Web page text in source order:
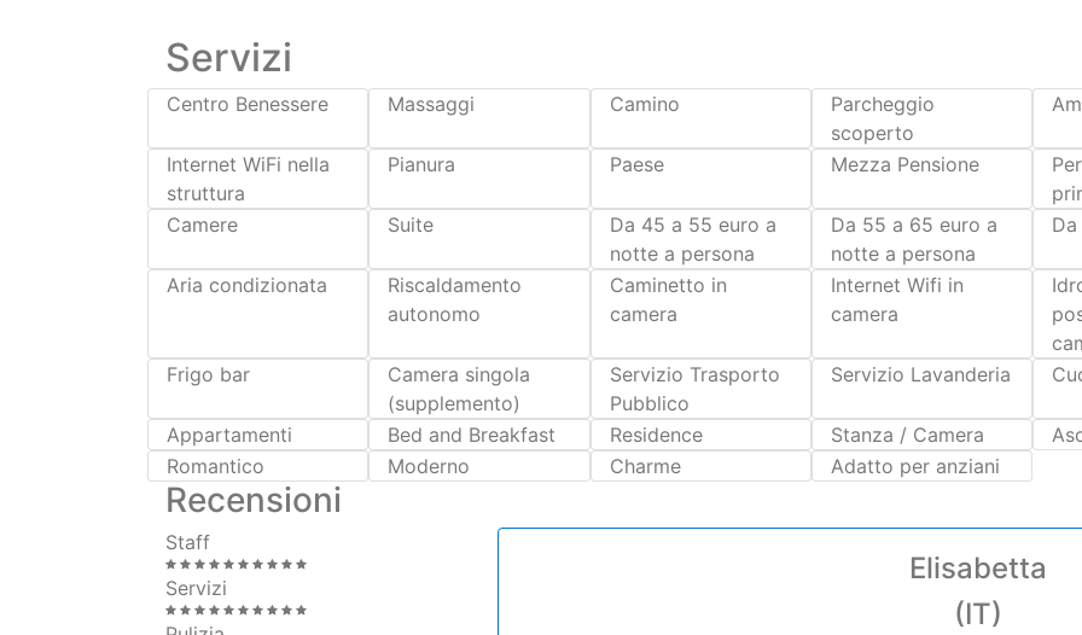
Visite Guidate
Personal Shopper
Tutto cio che è possibile e a volte anche l'impossibile !!!
Servizi
Camino
Parcheggio
scoperto
Pianura Paese Mezza Pensione
Camere
Suite
Da 45 a 55 euro a
notte a persona
Da 55 a 65 euro a
Aria condizionata
Riscaldamento
autonomo
Caminetto in
camera
Internet Wifi in
camera
Camera singola
Servizio Trasporto
Servizio Lavanderia
Appartamenti Stanza / Camera
Romantico
Adatto per anziani